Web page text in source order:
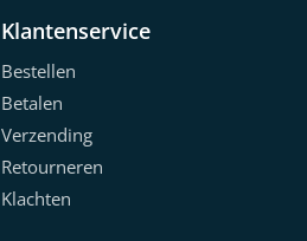
Klantenservice
Bestellen
Betalen
Verzending
Retourneren
Klachten